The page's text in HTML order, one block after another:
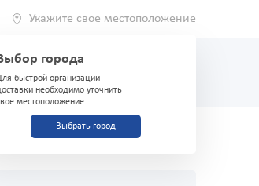
Укажите свое местоположение
города
быстрой организации
необходимо уточнить
местоположение
Выбрать город
200-03-03